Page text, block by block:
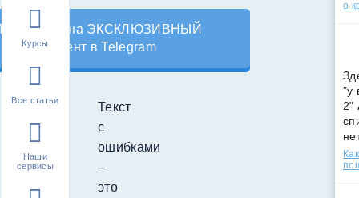
Курсы
Все статьи
Наши
сервисы
на ЭКСКЛЮЗИВНЫЙ
контент в Telegram
Текст
с
ошибками
–
это
о
"у
2"